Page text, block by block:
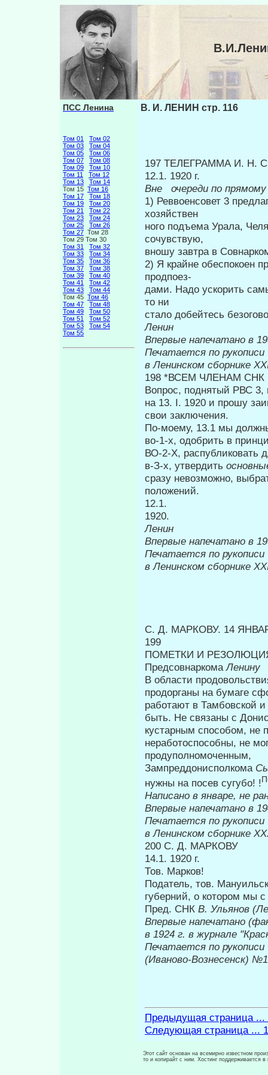
ПСС Ленина
Том 01
Том 02
Том 03
Том 04
Том 05
Том 06
Том 07
Том 08
Том 09
Том 10
Том 11
Том 12
Том 13
Том 14
Том 15 Том 16
Том 17
Том 18
Том 19
Том 20
Том 21
Том 22
Том 23
Том 24
Том 25
Том 26
Том 27 Том 28
Том 29 Том 30
Том 31
Том 32
Том 33
Том 34
Том 35
Том 36
Том 37
Том 38
Том 39
Том 40
Том 41
Том 42
Том 43
Том 44
Том 45 Том 46
Том 47
Том 48
Том 49
Том 50
Том 51
Том 52
Том 53
Том 54
Том 55
В. И. ЛЕНИН стр. 116
197 ТЕЛЕГРАММА И. Н.
12.1. 1920 г.
Вне очереди по
1) Реввоенсовет 3
хозяйствен­
ного подъема Урала,
сочувствую,
вношу завтра в
2) Я крайне обеспокоен
продпоез-
дами. Надо ускорить
то ни
стало добейтесь
Ленин
Впервые
Печатается по рукописи
в Ленинском сборнике
198 *ВСЕМ ЧЛЕНАМ СНК
Вопрос, поднятый РВС
на 13. I. 1920 и прошу
свои заключе­ния.
По-моему, 13.1 мы
во-1-х, одобрить в
ВО-2-Х, распубликовать
в-З-х, утвердить
сразу не­возможно,
положений.
12.1.
Ленин
Впервые
Печатается по рукописи
в Ленинском сборнике
С. Д. МАРКОВУ. 14 ЯНВАРЯ
199
ПОМЕТКИ И
ПредсовнаркомаЛенину
В области
продорганы на бумаге
работают в Тамбовской
быть. Не связаны с
кустарным спосо­бом, не
неработоспособны, не
продуполномоченным,
Зампреддонисполкома
нужны на посев сугубо! !
Написано в январе, не
Впервые
Печатается по рукописи
в Ленинском сборнике
200 С. Д. МАРКОВУ
14.1. 1920 г.
Тов. Марков!
Податель, тов.
губерний, о котором мы
Пред. СНК В. Ульянов
Впервые напечатано
в 1924 г. в
Печатается по рукописи
(Иваново-Вознесенск)
Предыдущая страница ...
Следующая страница ...
Этот сайт основан на всемирно известном
то и копирайт с ним. Хостинг поддерживается